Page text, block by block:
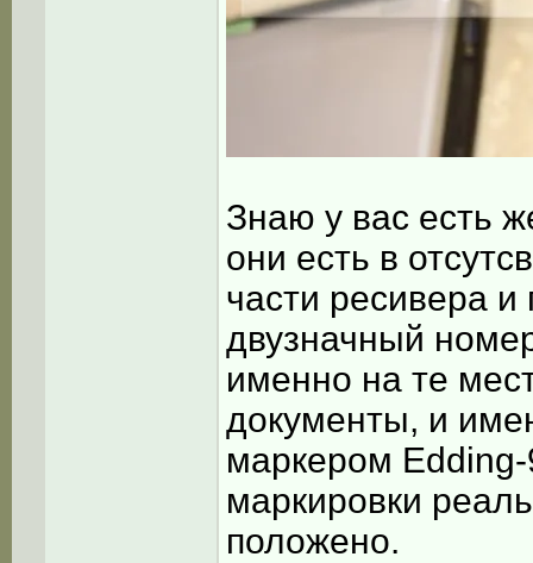
Знаю у вас есть
они есть в
части ресивера
двузначный
именно на те
документы, и
маркером Edding-
маркировки
положено.